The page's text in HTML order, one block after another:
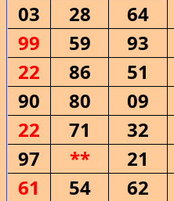
03
28 64
99
59 93
22
86 51
90
80 09
22
71 32
97
** 21
61
54 62